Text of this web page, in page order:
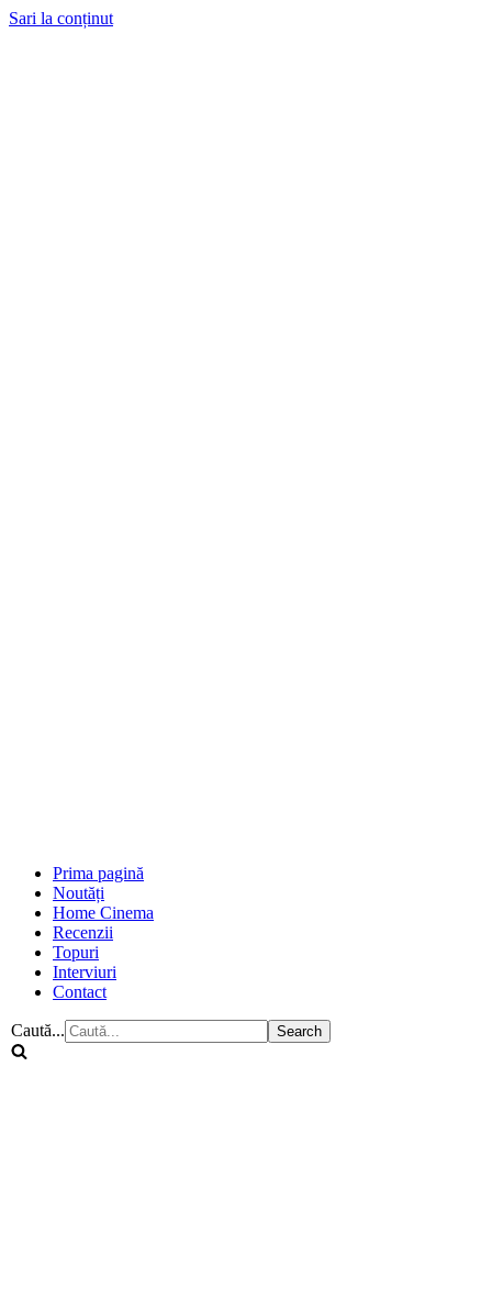
Sari la conținut
Prima pagină
Noutăți
Home Cinema
Recenzii
Topuri
Interviuri
Contact
Caută...